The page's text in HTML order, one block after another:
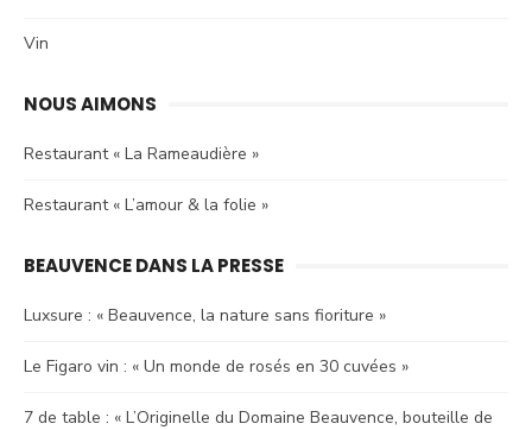
Vin
NOUS AIMONS
Restaurant « La Rameaudière »
Restaurant « L’amour & la folie »
BEAUVENCE DANS LA PRESSE
Luxsure : « Beauvence, la nature sans fioriture »
Le Figaro vin : « Un monde de rosés en 30 cuvées »
7 de table : « L’Originelle du Domaine Beauvence, bouteille de